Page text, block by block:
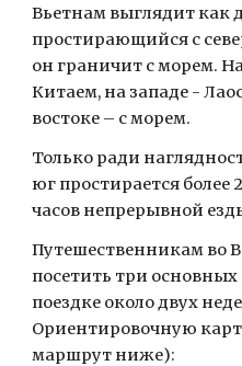
Вьетнам выглядит как
простирающийся с
он граничит с морем.
Китаем, на западе -
востоке – с морем.
Только ради
юг простирается более
часов непрерывной
Путешественникам во
посетить три
поездке около двух
Ориентировочную
маршрут ниже):